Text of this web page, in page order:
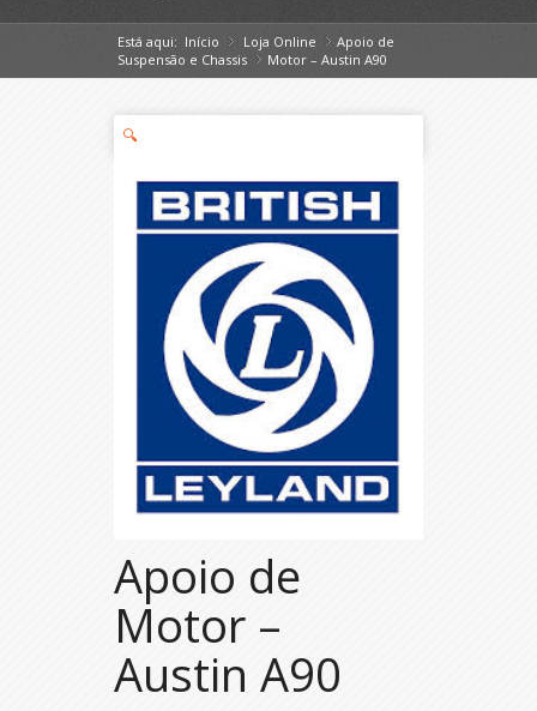
Está aqui: Início »
Loja Online
»
Suspensão e Chassis
»
Apoio de
Motor – Austin A90
🔍
Apoio de
Motor –
Austin A90